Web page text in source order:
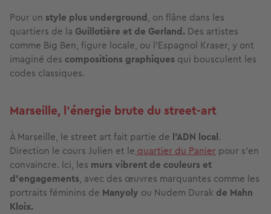
Pour un style plus underground, on flâne dans les
quartiers de la Guillotière et de Gerland. Des artistes
comme Big Ben, figure locale, ou l’Espagnol Kraser, y ont
imaginé des compositions graphiques qui bousculent les
codes classiques.
Marseille, l’énergie brute du street-art
À Marseille, le street art fait partie de l’ADN local.
Direction le cours Julien et le quartier du Panier pour s’en
convaincre. Ici, les murs vibrent de couleurs et
d’engagements, avec des œuvres marquantes comme les
portraits féminins de Manyoly ou Nudem Durak de Mahn
Kloix.